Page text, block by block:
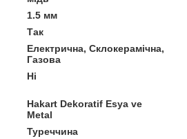
1.5 мм
Так
Електрична, Склокерамічна,
Газова
Ні
Hakart Dekoratif Esya ve
Metal
Туреччина